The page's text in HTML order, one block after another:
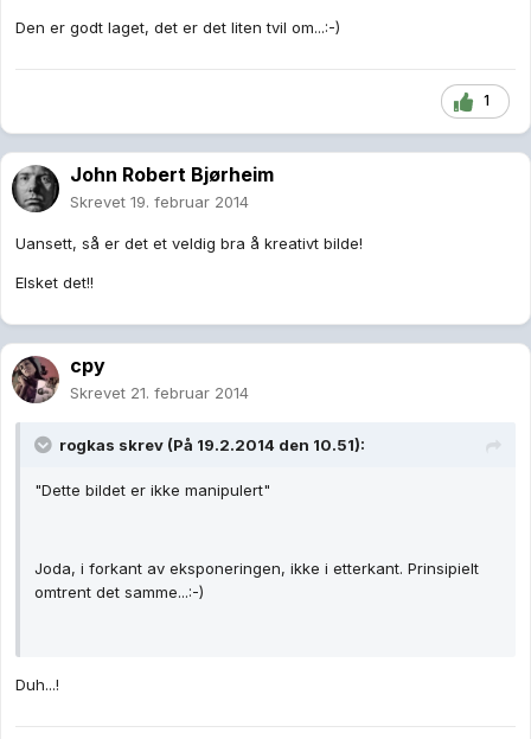
Den er godt laget, det er det liten tvil om...:-)
1
John Robert Bjørheim
Skrevet 19. februar 2014
Uansett, så er det et veldig bra å kreativt bilde!
Elsket det!!
cpy
Skrevet 21. februar 2014
rogkas skrev (På 19.2.2014 den 10.51):
"Dette bildet er ikke manipulert"
Joda, i forkant av eksponeringen, ikke i etterkant. Prinsipielt
omtrent det samme...:-)
Duh...!